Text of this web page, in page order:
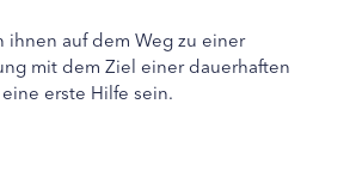
ihnen auf dem Weg zu einer
mit dem Ziel einer dauerhaften
erste Hilfe sein.